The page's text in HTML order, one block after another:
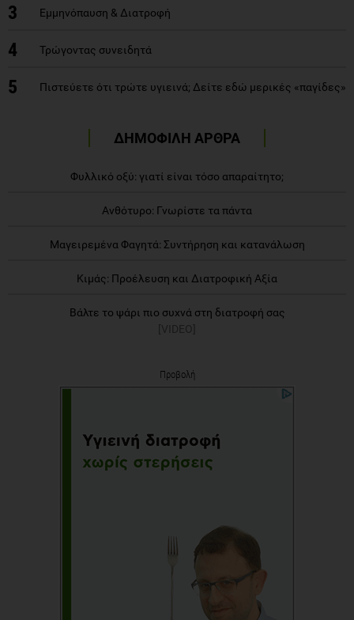
3 Εμμηνόπαυση & Διατροφή
4 Τρώγοντας συνειδητά
5 Πιστεύετε ότι τρώτε υγιεινά; Δείτε εδώ μερικές «παγίδες»
ΔΗΜΟΦΙΛΗ ΑΡΘΡΑ
Φυλλικό οξύ: γιατί είναι τόσο απαραίτητο;
Ανθότυρο: Γνωρίστε τα πάντα
Μαγειρεμένα Φαγητά: Συντήρηση και κατανάλωση
Κιμάς: Προέλευση και Διατροφική Αξία
Βάλτε το ψάρι πιο συχνά στη διατροφή σας
[VIDEO]
Προβολή